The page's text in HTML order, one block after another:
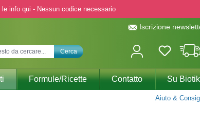
info qui - Nessun codice necessario
Iscrizione
Cerca
Formule/Ricette Contatto Su
Aiuto &